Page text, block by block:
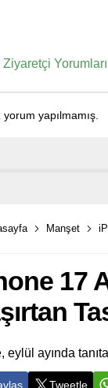
Ziyaretçi
yapılmamış.
Manşet
17
eylül ayında
Tweetle